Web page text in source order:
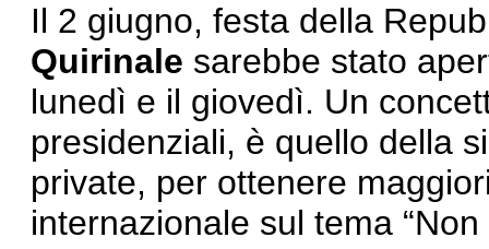
Il 2 giugno, festa della
Quirinale sarebbe stato
lunedì e il giovedì. Un
presidenziali, è quello della
private, per ottenere
internazionale sul tema